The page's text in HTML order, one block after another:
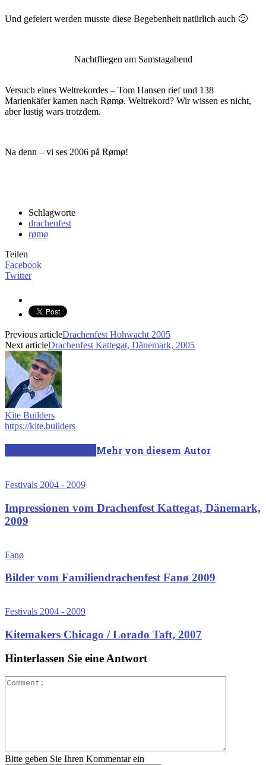
Und gefeiert werden musste diese Begebenheit natürlich auch 🙂
Nachtfliegen am Samstagabend
Versuch eines Weltrekordes – Tom Hansen rief und 138
Marienkäfer kamen nach Rømø. Weltrekord? Wir wissen es nicht,
aber lustig wars trotzdem.
Na denn – vi ses 2006 på Rømø!
Schlagworte
drachenfest
rømø
Teilen
Facebook
Twitter
Previous articleDrachenfest Hohwacht 2005
Next articleDrachenfest Kattegat, Dänemark, 2005
Kite Builders
https://kite.builders
Mehr von diesem Autor
Festivals 2004 - 2009
Impressionen vom Drachenfest Kattegat, Dänemark,
2009
Fanø
Bilder vom Familiendrachenfest Fanø 2009
Festivals 2004 - 2009
Kitemakers Chicago / Lorado Taft, 2007
Hinterlassen Sie eine Antwort
Bitte geben Sie Ihren Kommentar ein